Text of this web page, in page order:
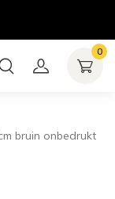
0
bruin onbedrukt